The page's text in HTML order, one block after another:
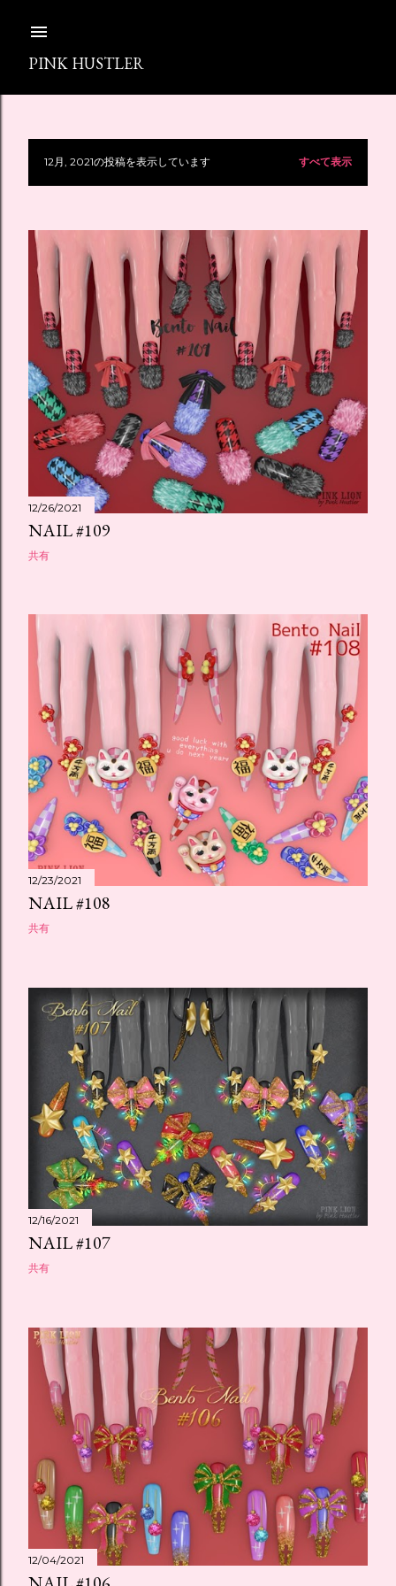
スキップしてメイン コンテンツに移動
PINK HUSTLER
投12月, 2021の投稿を表示しています すべて表示
12/26/2021
NAIL #109
共有
12/23/2021
NAIL #108
共有
12/16/2021
NAIL #107
共有
12/04/2021